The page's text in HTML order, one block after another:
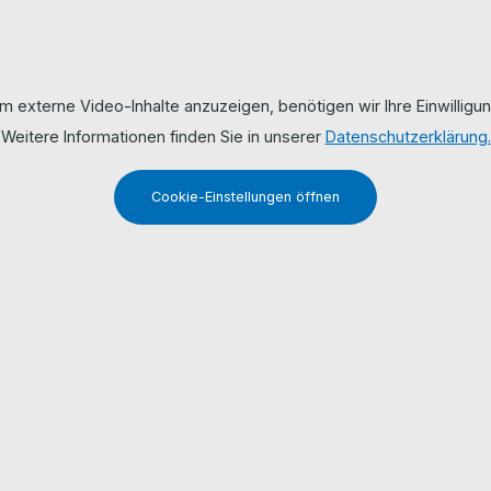
externe Video-Inhalte anzuzeigen, benötigen wir Ihre
Weitere Informationen finden Sie in unserer Datenschutzerklärung.
Cookie-Einstellungen öffnen